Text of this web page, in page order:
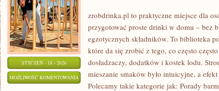
STYCZEŃ - 18 - 2026
MOŻLIWOŚĆ KOMENTOWANIA PIWO
zrobdrinka.pl to praktyczne miejsce dla
przygotować proste drinki w domu – bez
egzotycznych składników. To biblioteka
które da się zrobić z tego, co często
dosładzaczy, dodatków i kostek lodu.
mieszanie smaków było intuicyjne, a
Polecamy takie kategorie jak: Porady